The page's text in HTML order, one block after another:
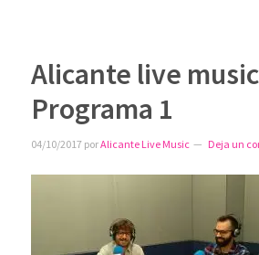
Alicante live
Programa 1
04/10/2017 porAlicante Live Music Deja un